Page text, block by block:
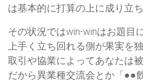
は基本的に打算の上に成り立ち
その状況ではwin-winはお題目
上手く立ち回れる側が果実を
取引や協業によってあなたは
だから異業種交流会とか「●●